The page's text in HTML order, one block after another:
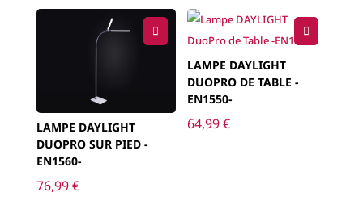
LAMPE DAYLIGHT
DUOPRO SUR PIED -
EN1560-
76,99€
LAMPE DAYLIGHT
DUOPRO DE TABLE -
EN1550-
64,99€